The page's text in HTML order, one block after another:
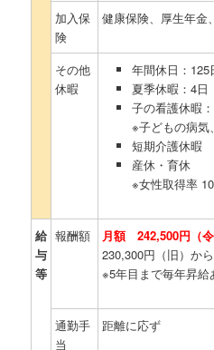
加入保
険
健康保険、厚生年金
その他
休暇
年間休日：125
夏季休暇：4日
子の看護休暇
※子どもの病気
短期介護休暇
産休・育休
※女性取得率
給
与
等
報酬額
月額 242,500円（令
230,300円（旧）か
※5年目まで毎年昇給
通勤手
当
距離に応ず